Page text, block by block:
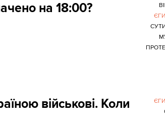
на 18:00?
військові. Коли